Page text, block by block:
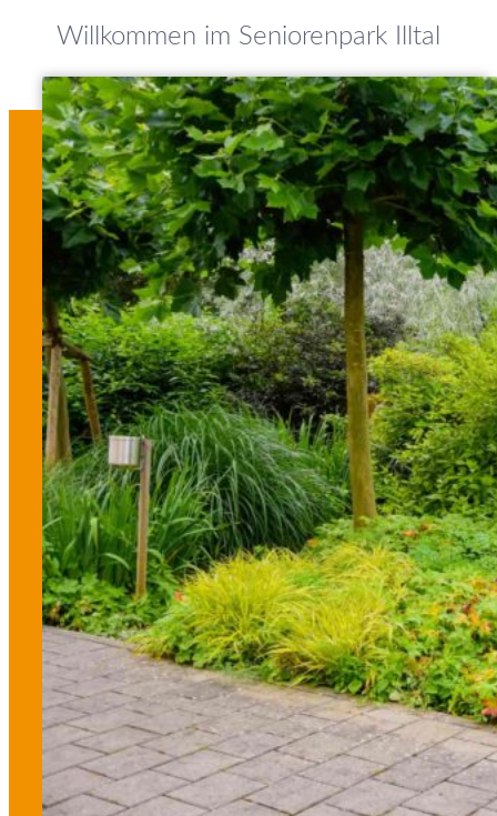
Willkommen im Seniorenpark Illtal